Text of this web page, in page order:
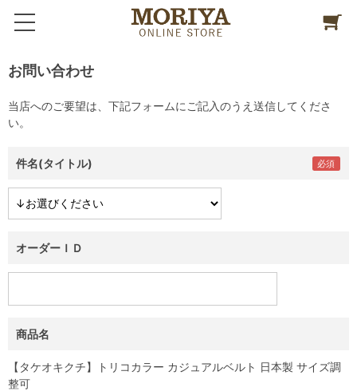
お問い合わせ
当店へのご要望は、下記フォームにご記入のうえ送信してくださ
い。
件名(タイトル)
オーダーＩＤ
商品名
【タケオキクチ】トリコカラー カジュアルベルト 日本製 サイズ調
整可